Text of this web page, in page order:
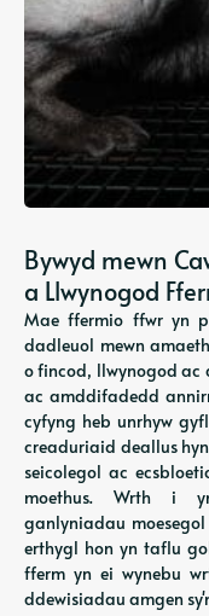
Bywyd mewn
a Llwynogod
Mae ffermio ffwr yn
dadleuol mewn
o fincod, llwynogod
ac amddifadedd
cyfyng heb unrhyw
creaduriaid deallus
seicolegol ac
moethus. Wrth i
ganlyniadau
erthygl hon yn taflu
fferm yn ei wynebu
ddewisiadau amgen